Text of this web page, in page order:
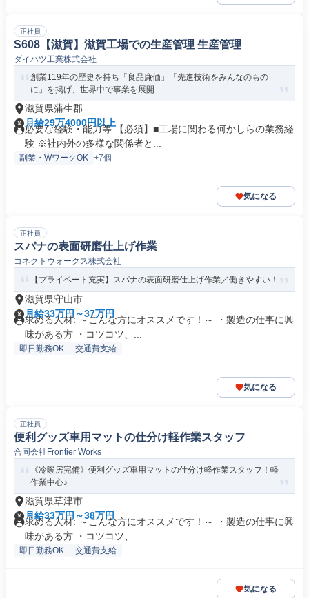
正社員
S608【滋賀】滋賀工場での生産管理 生産管理
ダイハツ工業株式会社
創業119年の歴史を持ち「良品廉価」「先進技術をみんなのもの
に」を掲げ、世界中で事業を展開...
滋賀県蒲生郡
月給29万4000円以上
必要な経験・能力等 【必須】■工場に関わる何かしらの業務経
験 ※社内外の多様な関係者と...
副業・WワークOK +7個
気になる
正社員
スパナの表面研磨仕上げ作業
コネクトウォークス株式会社
【プライベート充実】スパナの表面研磨仕上げ作業／働きやすい！
滋賀県守山市
月給33万円～37万円
求める人材: ～こんな方にオススメです！～ ・製造の仕事に興
味がある方 ・コツコツ、...
即日勤務OK 交通費支給
気になる
正社員
便利グッズ車用マットの仕分け軽作業スタッフ
合同会社Frontier Works
《冷暖房完備》便利グッズ車用マットの仕分け軽作業スタッフ！軽
作業中心♪
滋賀県草津市
月給33万円～38万円
求める人材: ～こんな方にオススメです！～ ・製造の仕事に興
味がある方 ・コツコツ、...
即日勤務OK 交通費支給
気になる